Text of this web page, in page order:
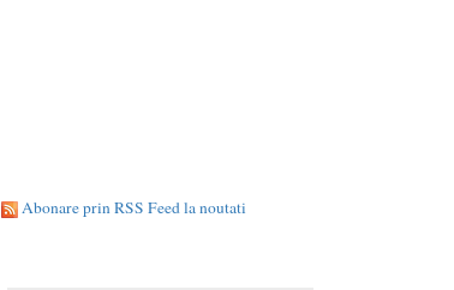
Abonare prin RSS Feed la noutati